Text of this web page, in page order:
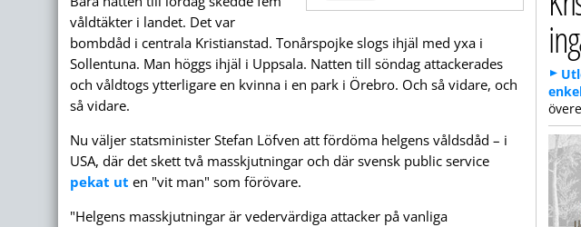
våldtäkter i landet. Det var
bombdåd i centrala Kristianstad. Tonårspojke slogs ihjäl med yxa i
Sollentuna. Man höggs ihjäl i Uppsala. Natten till söndag attackerades
och våldtogs ytterligare en kvinna i en park i Örebro. Och så vidare, och
så vidare.
Nu väljer statsminister Stefan Löfven att fördöma helgens våldsdåd – i
USA, där det skett två masskjutningar och där svensk public service
pekat ut en "vit man" som förövare.
"Helgens masskjutningar är vedervärdiga attacker på vanliga